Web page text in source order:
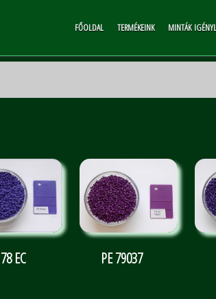
FŐOLDAL TERMÉKEINK MINTÁK
EC PE 79037